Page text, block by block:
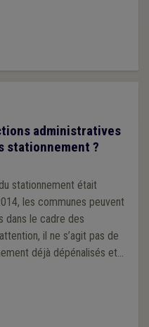
administratives
stationnement ?
stationnement était
les communes peuvent
dans le cadre des
il ne s’agit pas de
déjà dépénalisés et